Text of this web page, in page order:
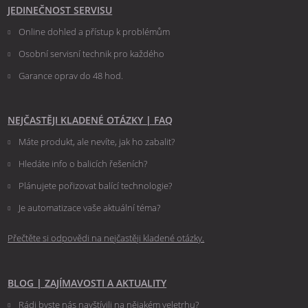
JEDINEČNOST SERVISU
Online dohled a přístup k problémům
Osobní servisní technik pro každého
Garance oprav do 48 hod.
NEJČASTĚJI KLADENÉ OTÁZKY | FAQ
Máte produkt, ale nevíte, jak ho zabalit?
Hledáte info o balicích řešeních?
Plánujete pořizovat balící technologie?
Je automatizace vaše aktuální téma?
Přečtěte si odpovědi na nejčastěji kladené otázky.
BLOG | ZAJÍMAVOSTI A AKTUALITY
Rádi byste nás navštívili na nějakém veletrhu?